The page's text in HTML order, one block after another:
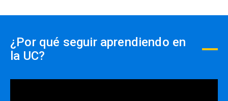
dinero.
close
¿Por qué seguir aprendiendo en
la UC?